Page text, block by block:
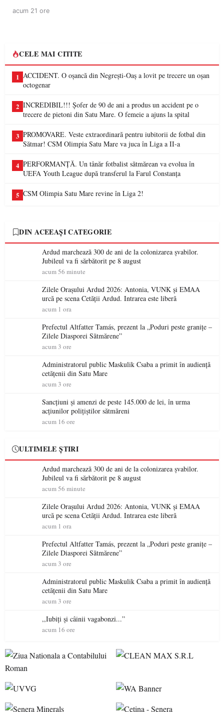
acum 21 ore
CELE MAI CITITE
1 ACCIDENT. O oșancă din Negrești-Oaș a lovit pe trecere un oșan
octogenar
2 INCREDIBIL!!! Șofer de 90 de ani a produs un accident pe o
trecere de pietoni din Satu Mare. O femeie a ajuns la spital
3 PROMOVARE. Veste extraordinară pentru iubitorii de fotbal din
Sătmar! CSM Olimpia Satu Mare va juca în Liga a II-a
4 PERFORMANȚĂ. Un tânăr fotbalist sătmărean va evolua în
UEFA Youth League după transferul la Farul Constanța
5 CSM Olimpia Satu Mare revine în Liga 2!
DIN ACEEAȘI CATEGORIE
Ardud marchează 300 de ani de la colonizarea șvabilor.
Jubileul va fi sărbătorit pe 8 august
acum 56 minute
Zilele Orașului Ardud 2026: Antonia, VUNK și EMAA
urcă pe scena Cetății Ardud. Intrarea este liberă
acum 1 ora
Prefectul Altfatter Tamás, prezent la „Poduri peste granițe –
Zilele Diasporei Sătmărene”
acum 3 ore
Administratorul public Maskulik Csaba a primit în audiență
cetățenii din Satu Mare
acum 3 ore
Sancțiuni și amenzi de peste 145.000 de lei, în urma
acțiunilor polițiștilor sătmăreni
acum 16 ore
ULTIMELE ȘTIRI
Ardud marchează 300 de ani de la colonizarea șvabilor.
Jubileul va fi sărbătorit pe 8 august
acum 56 minute
Zilele Orașului Ardud 2026: Antonia, VUNK și EMAA
urcă pe scena Cetății Ardud. Intrarea este liberă
acum 1 ora
Prefectul Altfatter Tamás, prezent la „Poduri peste granițe –
Zilele Diasporei Sătmărene”
acum 3 ore
Administratorul public Maskulik Csaba a primit în audiență
cetățenii din Satu Mare
acum 3 ore
,,Iubiți și câinii vagabonzi...”
acum 16 ore